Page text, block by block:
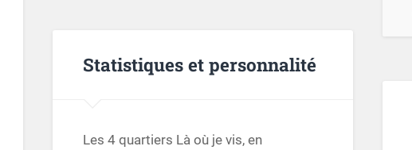
Statistiques et personnalité
Les 4 quartiers Là où je vis, en